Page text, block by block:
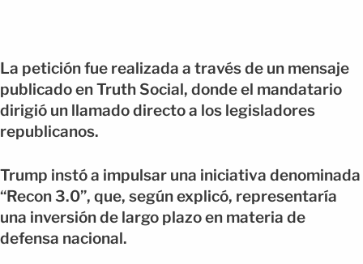
La petición fue realizada a través de un mensaje
publicado en Truth Social, donde el mandatario
dirigió un llamado directo a los legisladores
republicanos.
Trump instó a impulsar una iniciativa denominada
“Recon 3.0”, que, según explicó, representaría
una inversión de largo plazo en materia de
defensa nacional.